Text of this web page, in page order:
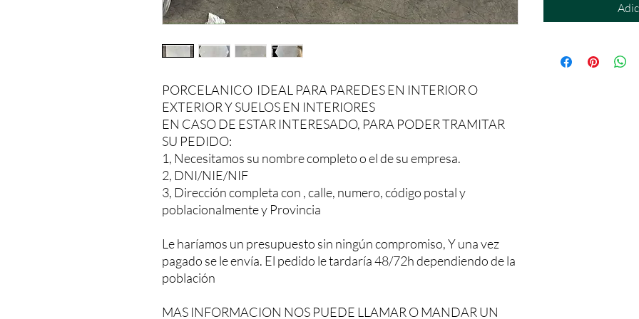
PORCELANICO IDEAL PARA PAREDES EN INTERIOR O
EXTERIOR Y SUELOS EN INTERIORES
EN CASO DE ESTAR INTERESADO, PARA PODER TRAMITAR
SU PEDIDO:
1, Necesitamos su nombre completo o el de su empresa.
2, DNI/NIE/NIF
3, Dirección completa con , calle, numero, código postal y
poblacionalmente y Provincia
Le haríamos un presupuesto sin ningún compromiso, Y una vez
pagado se le envía. El pedido le tardaría 48/72h dependiendo de la
población
MAS INFORMACION NOS PUEDE LLAMAR O MANDAR UN